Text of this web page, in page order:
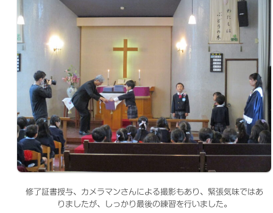
修了証書授与、カメラマンさんによる撮影もあり、緊張気味ではあ
りましたが、しっかり最後の練習を行いました。